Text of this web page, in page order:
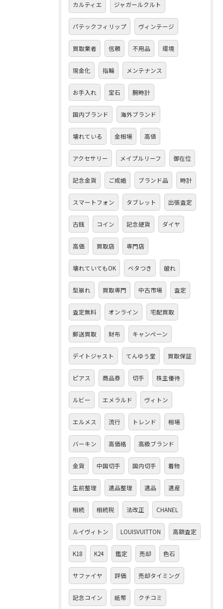
カルティエ ジャガールクルト
パテックフィリップ ヴィンテージ
買取業者 信頼 不用品 環境
現金化 指輪 メンテナンス
お手入れ 宝石 腕時計
国内ブランド 海外ブランド
壊れている 金相場 高値
アクセサリー メイプルリーフ 御在位
記念金貨 ご成婚 ブランド品 時計
スマートフォン タブレット 出張査定
古銭 コイン 記念硬貨 ダイヤ
高価 買取店 専門店
壊れていてもOK ベタつき 破れ
型崩れ 買取専門 中古市場 査定
査定無料 オンライン 宅配買取
郵送買取 財布 キャンペーン
デイトジャスト てんゆう堂 買取保証
ピアス 商品券 切手 株主優待
ルビー エメラルド ヴィトン
エルメス 流行 トレンド 相場
バーキン 高価格 高級ブランド
金貨 中国切手 国内切手 着物
生前整理 遺品整理 遺品 遺産
相続 相続税 法改正 CHANEL
ルイヴィトン LOUISVUITTON 高額査定
K18 K24 鑑定 売却 色石
サファイヤ 評価 売却タイミング
記念コイン 紙幣 クチコミ